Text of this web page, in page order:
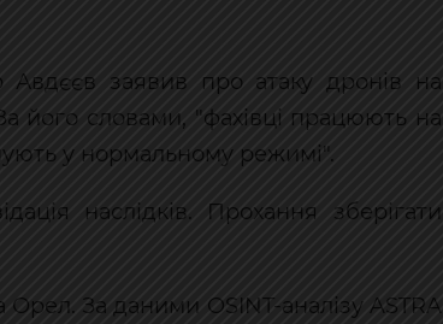
Авдєєв заявив про атаку дронів на
його словами, "фахівці працюють на
у нормальному режимі".
наслідків. Прохання зберігати
За даними OSINT-аналізу ASTRA